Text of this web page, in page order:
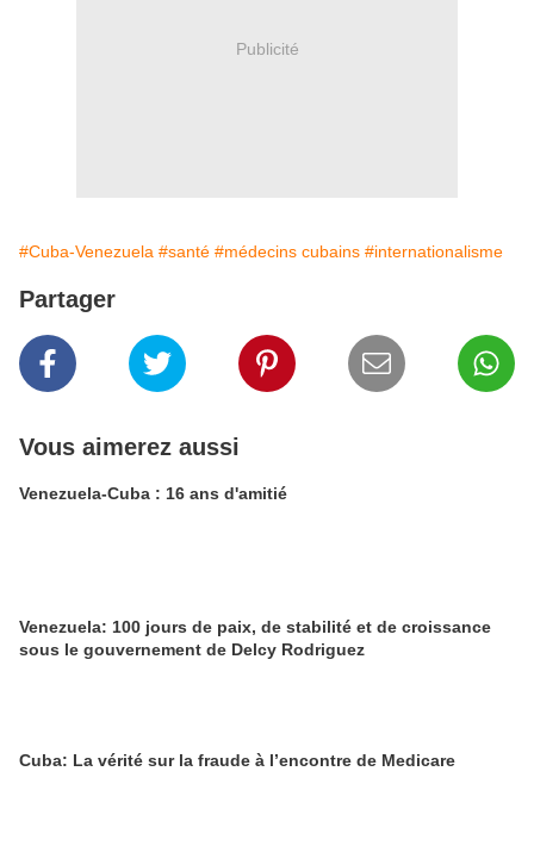
Publicité
#Cuba-Venezuela #santé #médecins cubains #internationalisme
Partager
Vous aimerez aussi
Venezuela-Cuba : 16 ans d'amitié
Venezuela: 100 jours de paix, de stabilité et de croissance
sous le gouvernement de Delcy Rodriguez
Cuba: La vérité sur la fraude à l’encontre de Medicare